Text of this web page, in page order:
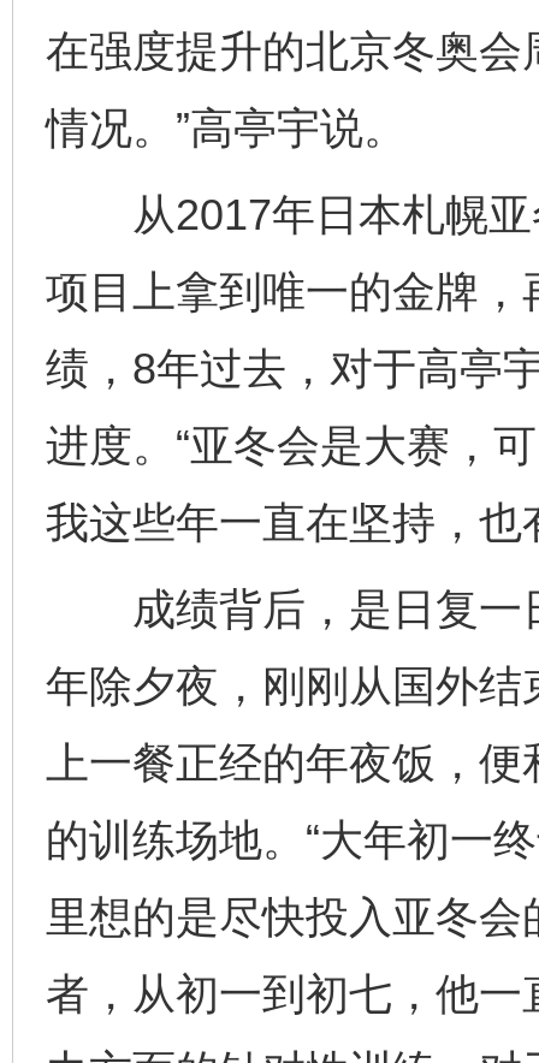
在强度提升的北京冬奥会
情况。”高亭宇说。
从2017年日本札幌亚
项目上拿到唯一的金牌
绩，8年过去，对于高亭
进度。“亚冬会是大赛，
我这些年一直在坚持，也
成绩背后，是日复一
年除夕夜，刚刚从国外
上一餐正经的年夜饭，
的训练场地。“大年初一
里想的是尽快投入亚冬
者，从初一到初七，他